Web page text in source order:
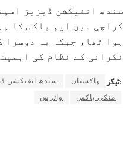
سندھ انفیکشن ڈیزیز
کراچی میں ایم پاکس کا
ہوا تھا، جبکہ یہ دوسرا
نگرانی کے نظام کی
ٹیگز: پاکستان سندھ انفیکشن
منکی پاکس
وائرس